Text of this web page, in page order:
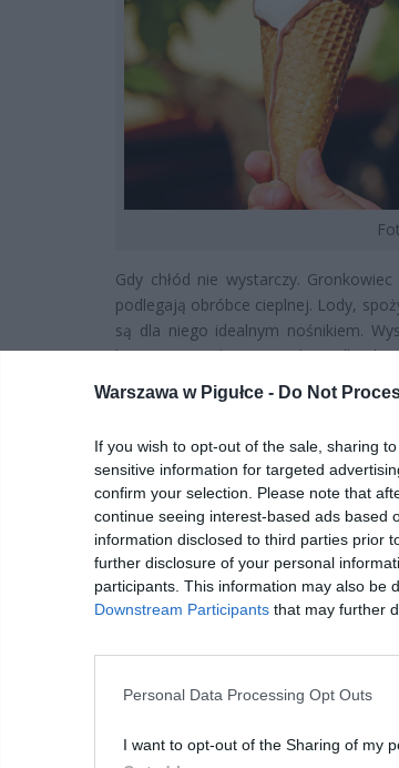
Warszawa w Pigułce - Do Not
If you wish to opt-out of the sale, sharing
sensitive information for targeted
confirm your selection. Please note that
continue seeing interest-based ads based
information disclosed to third parties prior
further disclosure of your personal
participants. This information may also be
Downstream Participants that may further
Personal Data Processing Opt Outs
I want to opt-out of the Sharing of my
Gdy chłód nie wystarczy.
podlegają obróbce cieplnej. Lody,
są dla niego idealnym nośnikiem.
higieny w punkcie sprzedaży albo
porcja deseru stała się źródłem